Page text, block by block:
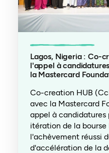
Lagos, Nigeria : Co-
l'appel à
la Mastercard
Co-creation HUB
avec la Mastercard
appel à candidatures
itération de la bourse
l'achèvement réussi
d'accélération de la